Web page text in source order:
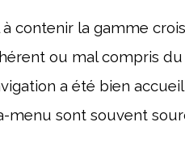
contenir la gamme
ou mal compris
a été bien
menu sont souvent